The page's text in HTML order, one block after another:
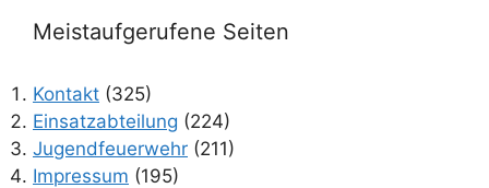
Meistaufgerufene Seiten
Kontakt (325)
Einsatzabteilung (224)
Jugendfeuerwehr (211)
Impressum (195)